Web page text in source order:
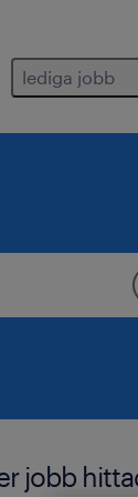
lediga jobb
jobb